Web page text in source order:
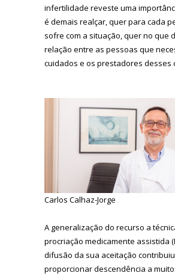
infertilidade reveste uma
é demais realçar, quer para cada
sofre com a situação, quer no que
relação entre as pessoas que
cuidados e os prestadores desses
Carlos Calhaz-Jorge
A generalização do recurso a
procriação medicamente assistida
difusão da sua aceitação
proporcionar descendência a